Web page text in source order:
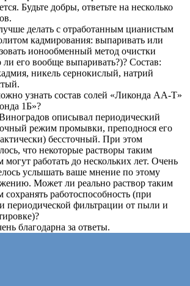
Будьте добры, ответьте на несколько
делать с отработанным цианистым
кадмирования: выпаривать или
ионообменный метод очистки
его вообще выпаривать?)? Состав:
никель сернокислый, натрий
узнать состав солей «Ликонда АА-Т»
1Б»?
описывал периодический
режим промывки, преподнося его
бессточный. При этом
что некоторые растворы таким
могут работать до нескольких лет. Очень
услышать ваше мнение по этому
Может ли реально раствор таким
сохранять работоспособность (при
периодической фильтрации от пыли и
благодарна за ответы.